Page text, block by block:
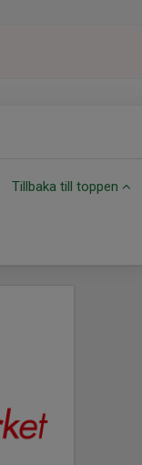
Tillbaka till toppen